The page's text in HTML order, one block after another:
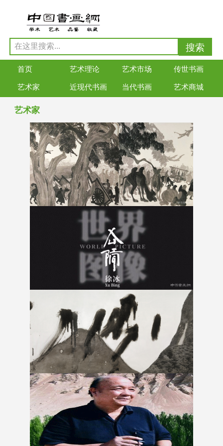
首页 艺术理论 艺术市场 传世书画
艺术家 近现代书画 当代书画 艺术商城
艺术家